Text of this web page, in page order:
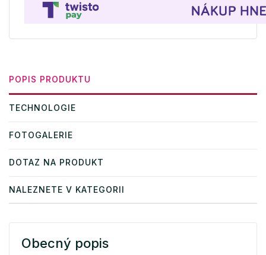
POPIS PRODUKTU
TECHNOLOGIE
FOTOGALERIE
DOTAZ NA PRODUKT
NALEZNETE V KATEGORII
Obecný popis